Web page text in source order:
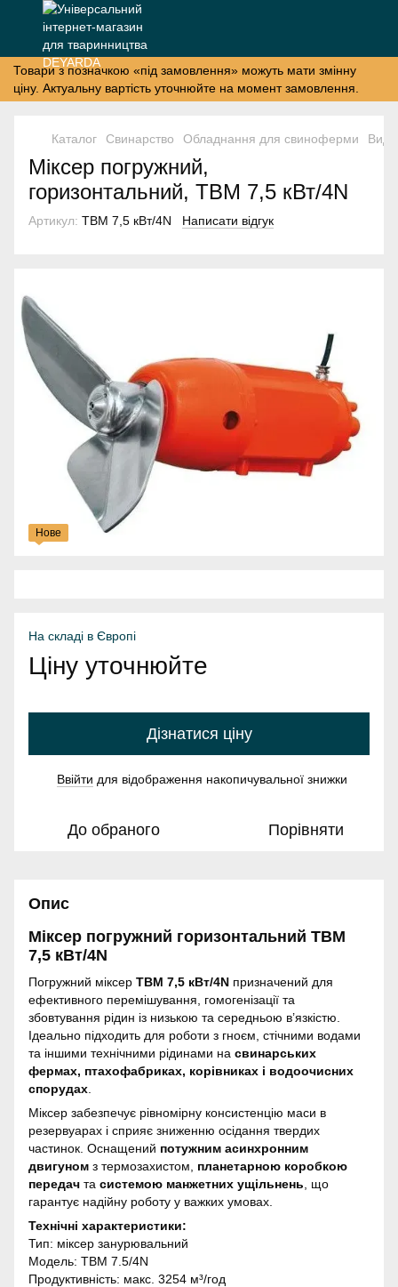
Товари з позначкою «під замовлення» можуть мати змінну
ціну. Актуальну вартість уточнюйте на момент замовлення.
Каталог Свинарство Обладнання для свиноферми
Міксер погружний,
горизонтальний, TBM 7,5 кВт/4N
Артикул: TBM 7,5 кВт/4N Написати відгук
Нове
На складі в Європі
Ціну уточнюйте
Дізнатися ціну
Ввійти для відображення накопичувальної знижки
До обраного Порівняти
Опис
Міксер погружний горизонтальний TBM
7,5 кВт/4N
Погружний міксер TBM 7,5 кВт/4N призначений для
ефективного перемішування, гомогенізації та
збовтування рідин із низькою та середньою в’язкістю.
Ідеально підходить для роботи з гноєм, стічними водами
та іншими технічними рідинами на свинарських
фермах, птахофабриках, корівниках і водоочисних
спорудах
Міксер забезпечує рівномірну консистенцію маси в
резервуарах і сприяє зниженню осідання твердих
частинок. Оснащений потужним асинхронним
двигуном з термозахистом, планетарною коробкою
передач та системою манжетних ущільнень , що
гарантує надійну роботу у важких умовах.
Технічні характеристики:
Тип: міксер занурювальний
Модель: TBM 7.5/4N
Продуктивність: макс. 3254 м³/год